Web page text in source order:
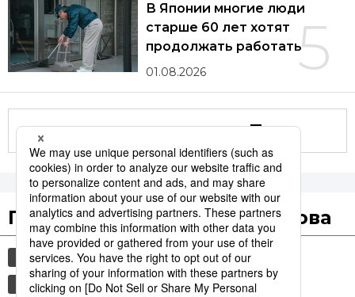
5
В Японии многие люди
старше 60 лет хотят
продолжать работать
01.08.2026
Другие статьи по теме
Популярные поисковые слова
общество история
культура
технологии
синкансэн
транспорт